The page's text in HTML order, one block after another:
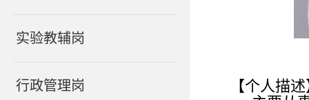
实验教辅岗
行政管理岗
【个人描